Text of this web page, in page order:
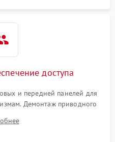
доступа
и передней панелей для
Демонтаж приводного
к ТЭНу, компрессору,